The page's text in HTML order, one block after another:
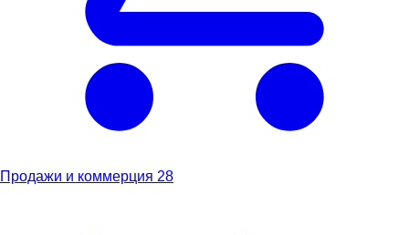
Продажи и коммерция 28